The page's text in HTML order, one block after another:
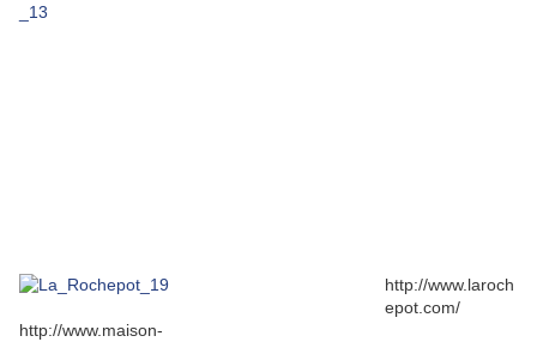
http://www.laroch
epot.com/
http://www.maison-